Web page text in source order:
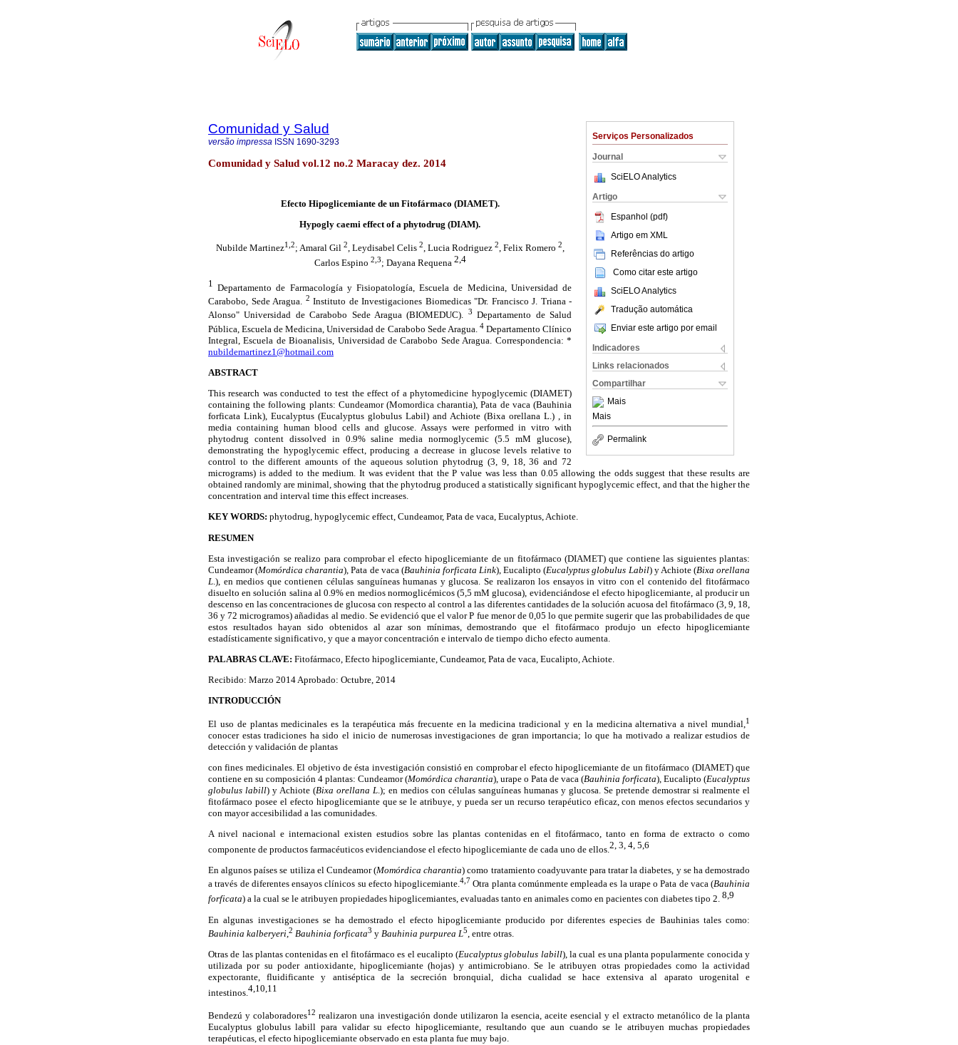
Serviços Personalizados
Journal
SciELO Analytics
Artigo
Espanhol (pdf)
Artigo em XML
Referências do artigo
Como citar este artigo
SciELO Analytics
Tradução automática
Enviar este artigo por email
Indicadores
Links relacionados
Compartilhar
Mais
Mais
Permalink
Comunidad y Salud
versão impressa ISSN 1690-3293
Comunidad y Salud vol.12 no.2 Maracay dez. 2014
Efecto Hipoglicemiante de un Fitofármaco (DIAMET).
Hypogly caemi effect of a phytodrug (DIAM).
Nubilde Martinez1,2; Amaral Gil 2 , Leydisabel Celis 2 , Lucia Rodriguez 2 , Felix Romero 2
Carlos Espino 2,3; Dayana Requena 2,4
1 Departamento de Farmacología y Fisiopatología, Escuela de Medicina, Universidad de
Carabobo, Sede Aragua. 2 Instituto de Investigaciones Biomedicas "Dr. Francisco J. Triana -
Alonso" Universidad de Carabobo Sede Aragua (BIOMEDUC). 3Departamento de Salud
Pública, Escuela de Medicina, Universidad de Carabobo Sede Aragua. 4 Departamento Clínico
Integral, Escuela de Bioanalisis, Universidad de Carabobo Sede Aragua. Correspondencia: *
nubildemartinez1@hotmail.com
ABSTRACT
This research was conducted to test the effect of a phytomedicine hypoglycemic (DIAMET)
containing the following plants: Cundeamor (Momordica charantia), Pata de vaca (Bauhinia
forficata Link), Eucalyptus (Eucalyptus globulus Labil) and Achiote (Bixa orellana L.) , in
media containing human blood cells and glucose. Assays were performed in vitro with
phytodrug content dissolved in 0.9% saline media normoglycemic (5.5 mM glucose),
demonstrating the hypoglycemic effect, producing a decrease in glucose levels relative to
control to the different amounts of the aqueous solution phytodrug (3, 9, 18, 36 and 72
micrograms) is added to the medium. It was evident that the P value was less than 0.05 allowing the odds suggest that these results are
obtained randomly are minimal, showing that the phytodrug produced a statistically significant hypoglycemic effect, and that the higher the
concentration and interval time this effect increases.
KEY WORDS: phytodrug, hypoglycemic effect, Cundeamor, Pata de vaca, Eucalyptus, Achiote.
RESUMEN
Esta investigación se realizo para comprobar el efecto hipoglicemiante de un fitofármaco (DIAMET) que contiene las siguientes plantas:
Cundeamor (Momórdica charantia), Pata de vaca (Bauhinia forficata Link), Eucalipto (Eucalyptus globulus Labil) y Achiote (Bixa orellana
L .), en medios que contienen células sanguíneas humanas y glucosa. Se realizaron los ensayos in vitro con el contenido del fitofármaco
disuelto en solución salina al 0.9% en medios normoglicémicos (5,5 mM glucosa), evidenciándose el efecto hipoglicemiante, al producir un
descenso en las concentraciones de glucosa con respecto al control a las diferentes cantidades de la solución acuosa del fitofármaco (3, 9, 18,
36 y 72 microgramos) añadidas al medio. Se evidenció que el valor P fue menor de 0,05 lo que permite sugerir que las probabilidades de que
estos resultados hayan sido obtenidos al azar son mínimas, demostrando que el fitofármaco produjo un efecto hipoglicemiante
estadísticamente significativo, y que a mayor concentración e intervalo de tiempo dicho efecto aumenta.
PALABRAS CLAVE: Fitofármaco, Efecto hipoglicemiante, Cundeamor, Pata de vaca, Eucalipto, Achiote.
Recibido: Marzo 2014 Aprobado: Octubre, 2014
INTRODUCCIÓN
El uso de plantas medicinales es la terapéutica más frecuente en la medicina tradicional y en la medicina alternativa a nivel mundial, 1
conocer estas tradiciones ha sido el inicio de numerosas investigaciones de gran importancia; lo que ha motivado a realizar estudios de
detección y validación de plantas
con fines medicinales. El objetivo de ésta investigación consistió en comprobar el efecto hipoglicemiante de un fitofármaco (DIAMET) que
contiene en su composición 4 plantas: Cundeamor (Momórdica charantia), urape o Pata de vaca (Bauhinia forficata), Eucalipto (Eucalyptus
globulus labill) y Achiote (Bixa orellana L .); en medios con células sanguíneas humanas y glucosa. Se pretende demostrar si realmente el
fitofármaco posee el efecto hipoglicemiante que se le atribuye, y pueda ser un recurso terapéutico eficaz, con menos efectos secundarios y
con mayor accesibilidad a las comunidades.
A nivel nacional e internacional existen estudios sobre las plantas contenidas en el fitofármaco, tanto en forma de extracto o como
componente de productos farmacéuticos evidenciandose el efecto hipoglicemiante de cada uno de ellos. 2, 3, 4, 5,6
En algunos países se utiliza el Cundeamor (Momórdica charantia) como tratamiento coadyuvantepara tratar la diabetes, y se ha demostrado
a través de diferentes ensayos clínicos su efecto hipoglicemiante.4,7 Otra planta comúnmente empleada es la urape o Pata de vaca (Bauhinia
forficata) a la cual se le atribuyen propiedades hipoglicemiantes, evaluadas tanto en animales como en pacientes con diabetes tipo 2. 8,9
En algunas investigaciones se ha demostrado el efecto hipoglicemiante producido por diferentes especies de Bauhinias tales como:
Bauhinia kalberyeri 2 Bauhinia forficata3 y Bauhinia purpurea L5 , entre otras.
Otras de las plantas contenidas en el fitofármaco es el eucalipto (Eucalyptus globulus labill), la cual es una planta popularmente conocida y
utilizada por su poder antioxidante, hipoglicemiante (hojas) y antimicrobiano. Se le atribuyen otras propiedades como la actividad
expectorante, fluidificante y antiséptica de la secreción bronquial, dicha cualidad se hace extensiva al aparato urogenital e
intestinos. 4,10,11
Bendezú y colaboradores12 realizaron una investigación donde utilizaron la esencia, aceite esencial y el extracto metanólico de la planta
Eucalyptus globulus labill para validar su efecto hipoglicemiante, resultando que aun cuando se le atribuyen muchas propiedades
terapéuticas, el efecto hipoglicemiante observado en esta planta fue muy bajo.